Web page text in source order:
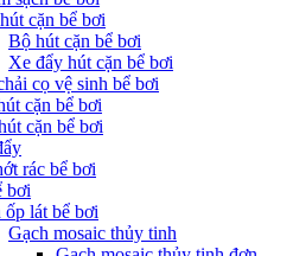
cặn bể bơi
Bộ hút cặn bể bơi
Xe đẩy hút cặn bể bơi
cọ vệ sinh bể bơi
cặn bể bơi
cặn bể bơi
rác bể bơi
bơi
ốp lát bể bơi
Gạch mosaic thủy tinh